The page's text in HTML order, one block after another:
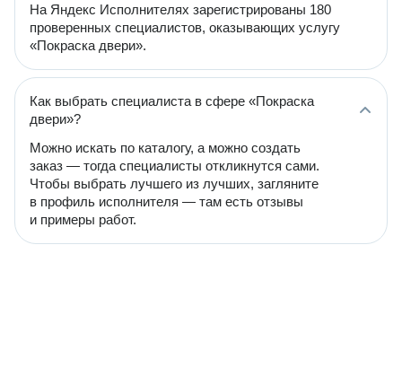
На Яндекс Исполнителях зарегистрированы 180
проверенных специалистов, оказывающих услугу
«Покраска двери».
Как выбрать специалиста в сфере «Покраска
двери»?
Можно искать по каталогу, а можно создать
заказ — тогда специалисты откликнутся сами.
Чтобы выбрать лучшего из лучших, загляните
в профиль исполнителя — там есть отзывы
и примеры работ.